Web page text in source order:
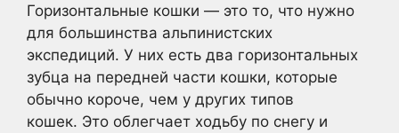
Горизонтальные кошки — это то, что нужно
для большинства альпинистских
экспедиций. У них есть два горизонтальных
зубца на передней части кошки, которые
обычно короче, чем у других типов
кошек. Это облегчает ходьбу по снегу и